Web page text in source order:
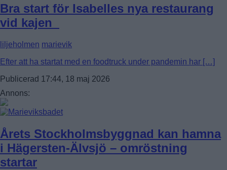
SVEDMYRA (DEL AV)
TALLKROGEN
Bra start för Isabelles nya restaurang
vid kajen
liljeholmen marievik
Efter att ha startat med en foodtruck under pandemin har […]
Publicerad 17:44, 18 maj 2026
Annons:
Årets Stockholmsbyggnad kan hamna
i Hägersten-Älvsjö – omröstning
startar